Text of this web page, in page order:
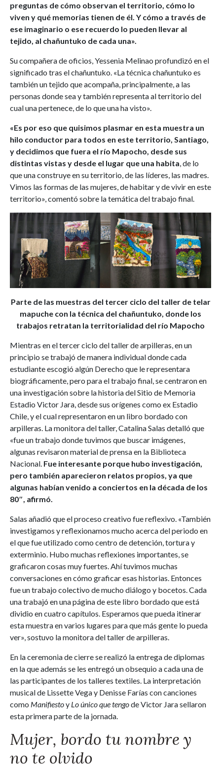
preguntas de cómo observan el territorio, cómo lo
viven y qué memorias tienen de él. Y cómo a través de
ese imaginario o ese recuerdo lo pueden llevar al
tejido, al chañuntuko de cada una».
Su compañera de oficios, Yessenia Melinao profundizó en el
significado tras el chañuntuko. «La técnica chañuntuko es
también un tejido que acompaña, principalmente, a las
personas donde sea y también representa al territorio del
cual una pertenece, de lo que una ha visto».
«Es por eso que quisimos plasmar en esta muestra un
hilo conductor para todos en este territorio, Santiago,
y decidimos que fuera el río Mapocho, desde sus
distintas vistas y desde el lugar que una habita, de lo
que una construye en su territorio, de las líderes, las madres.
Vimos las formas de las mujeres, de habitar y de vivir en este
territorio», comentó sobre la temática del trabajo final.
Parte de las muestras del tercer ciclo del taller de telar
mapuche con la técnica del chañuntuko, donde los
trabajos retratan la territorialidad del río Mapocho
Mientras en el tercer ciclo del taller de arpilleras, en un
principio se trabajó de manera individual donde cada
estudiante escogió algún Derecho que le representara
biográficamente, pero para el trabajo final, se centraron en
una investigación sobre la historia del Sitio de Memoria
Estadio Victor Jara, desde sus orígenes como ex Estadio
Chile, y el cual representaron en un libro bordado con
arpilleras. La monitora del taller, Catalina Salas detalló que
«fue un trabajo donde tuvimos que buscar imágenes,
algunas revisaron material de prensa en la Biblioteca
Nacional. Fue interesante porque hubo investigación,
pero también aparecieron relatos propios, ya que
algunas habían venido a conciertos en la década de los
80″, afirmó.
Salas añadió que el proceso creativo fue reflexivo. «También
investigamos y reflexionamos mucho acerca del periodo en
el que fue utilizado como centro de detención, tortura y
exterminio. Hubo muchas reflexiones importantes, se
graficaron cosas muy fuertes. Ahí tuvimos muchas
conversaciones en cómo graficar esas historias. Entonces
fue un trabajo colectivo de mucho diálogo y bocetos. Cada
una trabajó en una página de este libro bordado que está
dividio en cuatro capítulos. Esperamos que pueda itinerar
esta muestra en varios lugares para que más gente lo pueda
ver», sostuvo la monitora del taller de arpilleras.
En la ceremonia de cierre se realizó la entrega de diplomas
en la que además se les entregó un obsequio a cada una de
las participantes de los talleres textiles. La interpretación
musical de Lissette Vega y Denisse Farías con canciones
como Manifiestoy Lo único que tengode Victor Jara sellaron
esta primera parte de la jornada.
Mujer, bordo tu nombre y
no te olvido